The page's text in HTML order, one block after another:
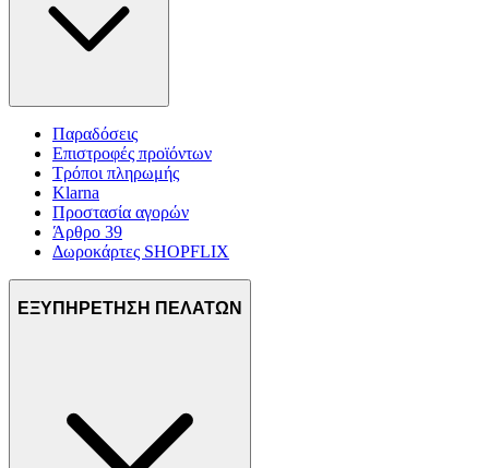
Παραδόσεις
Επιστροφές προϊόντων
Τρόποι πληρωμής
Klarna
Προστασία αγορών
Άρθρο 39
Δωροκάρτες SHOPFLIX
ΕΞΥΠΗΡΕΤΗΣΗ ΠΕΛΑΤΩΝ